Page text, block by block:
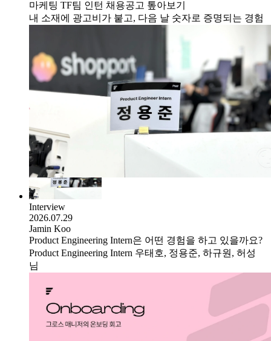
마케팅 TF팀 인턴 채용공고 톺아보기
내 소재에 광고비가 붙고, 다음 날 숫자로 증명되는 경험
Interview
2026.07.29
Jamin Koo
Product Engineering Intern은 어떤 경험을 하고 있을까요?
Product Engineering Intern 우태호, 정용준, 하규원, 허성
님